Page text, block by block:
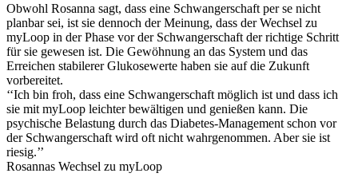
Obwohl Rosanna sagt, dass eine Schwangerschaft per se nicht
planbar sei, ist sie dennoch der Meinung, dass der Wechsel zu
myLoop in der Phase vor der Schwangerschaft der richtige Schritt
für sie gewesen ist. Die Gewöhnung an das System und das
Erreichen stabilerer Glukosewerte haben sie auf die Zukunft
vorbereitet.
‘‘Ich bin froh, dass eine Schwangerschaft möglich ist und dass ich
sie mit myLoop leichter bewältigen und genießen kann. Die
psychische Belastung durch das Diabetes-Management schon vor
der Schwangerschaft wird oft nicht wahrgenommen. Aber sie ist
riesig.’’
Rosannas Wechsel zu myLoop